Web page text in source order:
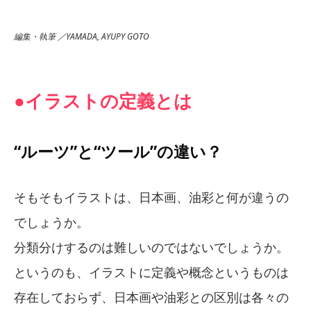
編集・執筆 ／YAMADA, AYUPY GOTO
●イラストの定義とは
“ルーツ”と“ツール”の違い？
そもそもイラストは、日本画、油彩と何が違うの
でしょうか。
分類分けするのは難しいのではないでしょうか。
というのも、イラストに定義や概念というものは
存在しておらず、日本画や油彩との区別は各々の